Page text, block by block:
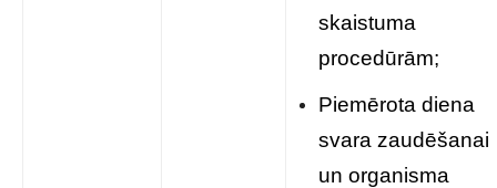
skaistuma
procedūrām;
Piemērota diena
svara zaudēšanai
un organisma